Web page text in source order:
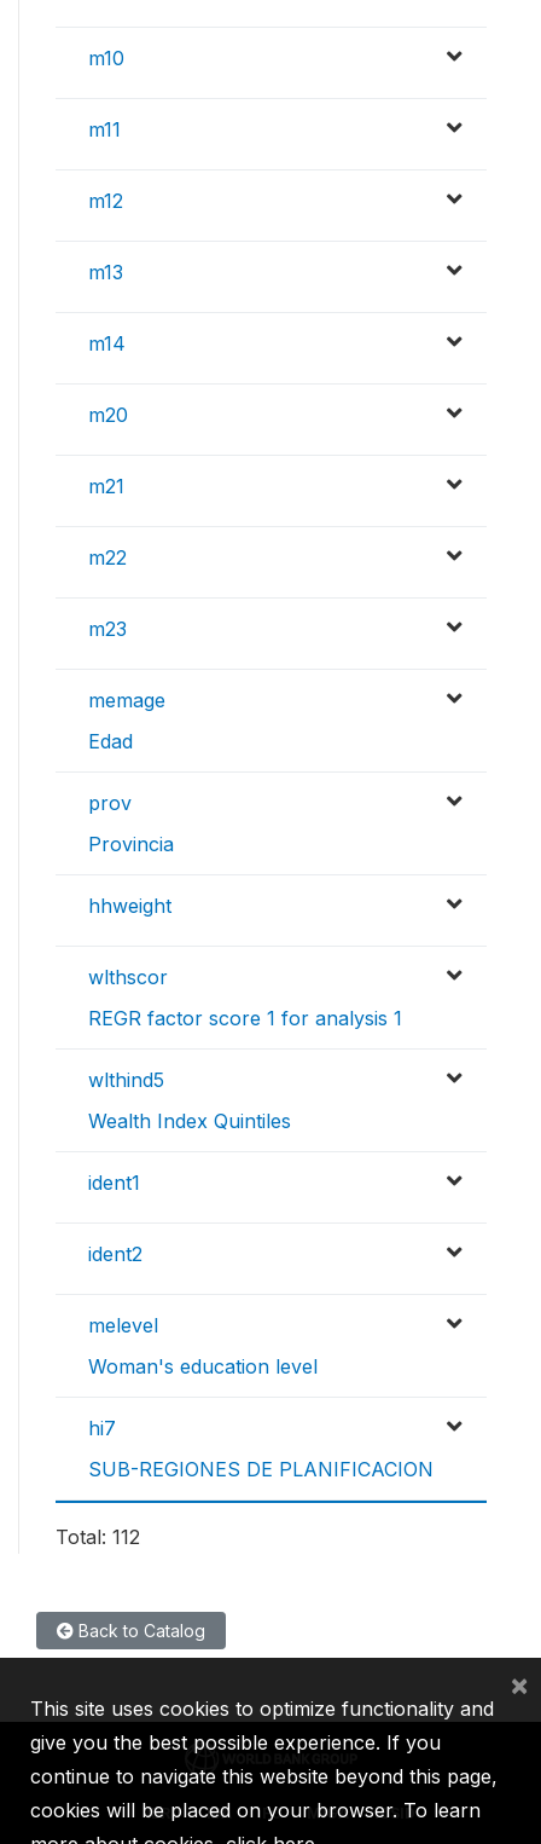
m10
m11
m12
m13
m14
m20
m21
m22
m23
memage
Edad
prov
Provincia
hhweight
wlthscor
REGR factor score 1 for analysis 1
wlthind5
Wealth Index Quintiles
ident1
ident2
melevel
Woman's education level
hi7
SUB-REGIONES DE PLANIFICACION
Total: 112
Back to Catalog
IBRD IDA IFC MIGA ICSID
This site uses cookies to optimize functionality and
give you the best possible experience. If you
continue to navigate this website beyond this page,
cookies will be placed on your browser. To learn
×